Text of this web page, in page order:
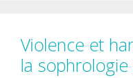
Violence et
la